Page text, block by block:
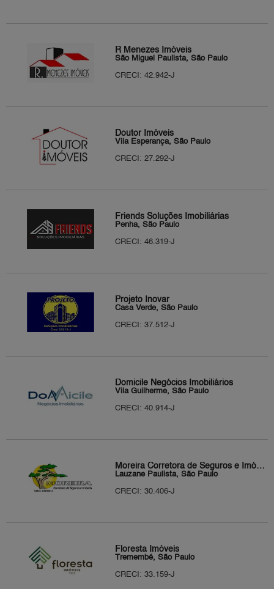
R Menezes Imóveis
São Miguel Paulista, São Paulo
CRECI: 42.942-J
Doutor Imóveis
Vila Esperança, São Paulo
CRECI: 27.292-J
Friends Soluções Imobiliárias
Penha, São Paulo
CRECI: 46.319-J
Projeto Inovar
Casa Verde, São Paulo
CRECI: 37.512-J
Domicile Negócios Imobiliários
Vila Guilherme, São Paulo
CRECI: 40.914-J
Moreira Corretora de Seguros e Imóveis
Lauzane Paulista, São Paulo
CRECI: 30.406-J
Floresta Imóveis
Tremembé, São Paulo
CRECI: 33.159-J